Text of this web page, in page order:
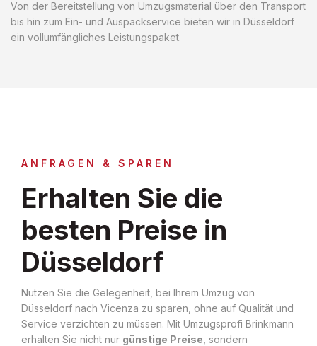
Von der Bereitstellung von Umzugsmaterial über den Transport
bis hin zum Ein- und Auspackservice bieten wir in Düsseldorf
ein vollumfängliches Leistungspaket.
ANFRAGEN & SPAREN
Erhalten Sie die
besten Preise in
Düsseldorf
Nutzen Sie die Gelegenheit, bei Ihrem Umzug von
Düsseldorf nach Vicenza zu sparen, ohne auf Qualität und
Service verzichten zu müssen. Mit Umzugsprofi Brinkmann
erhalten Sie nicht nur günstige Preise , sondern